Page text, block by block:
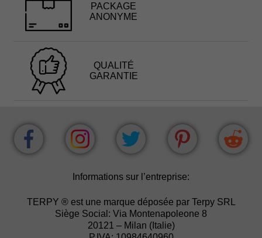
PACKAGE
ANONYME
QUALITÉ
GARANTIE
Informations sur l’entreprise:
TERPY ® est une marque déposée par Terpy SRL
Siège Social: Via Montenapoleone 8
20121 – Milan (Italie)